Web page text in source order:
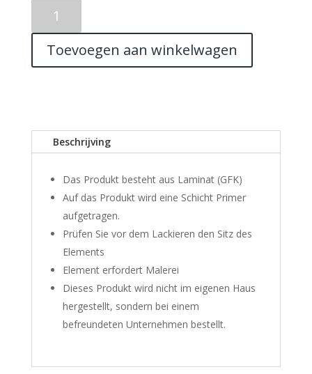
SKIRTS
MITSUBISHI
LANCER
EVO
Toevoegen aan winkelwagen
Beschrijving
Das Produkt besteht aus Laminat (GFK)
Auf das Produkt wird eine Schicht Primer
aufgetragen.
Prüfen Sie vor dem Lackieren den Sitz des
Elements
Element erfordert Malerei
Dieses Produkt wird nicht im eigenen Haus
hergestellt, sondern bei einem
befreundeten Unternehmen bestellt.